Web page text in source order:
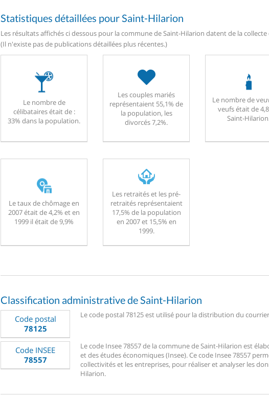
Statistiques détaillées pour Saint-Hilarion
Les résultats affichés ci dessous pour la commune de Saint-Hilarion datent de la collecte
(Il n'existe pas de publications détaillées plus récentes.)
Le nombre de
célibataires était de :
33% dans la population.
Les couples mariés
représentaient 55,1% de
la population, les
divorcés 7,2%.
Le nombre de
veufs était de
Saint-Hilarion.
Le taux de chômage en
2007 était de 4,2% et en
1999 il était de 9,9%
Les retraités et les pré-
retraités représentaient
17,5% de la population
en 2007 et 15,5% en
1999.
Classification administrative de Saint-Hilarion
Code postal
78125
Le code postal 78125 est utilisé pour la distribution du
Code INSEE
78557
Le code Insee 78557 de la commune de Saint-Hilarion est
et des études économiques (Insee). Ce code Insee 78557
collectivités et les entreprises, pour réaliser et analyser les
Hilarion.